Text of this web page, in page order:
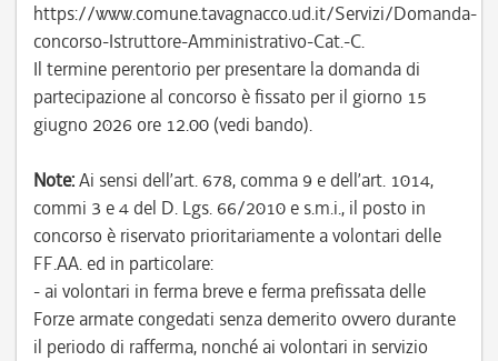
https://www.comune.tavagnacco.ud.it/Servizi/Domanda-
concorso-Istruttore-Amministrativo-Cat.-C.
Il termine perentorio per presentare la domanda di
partecipazione al concorso è fissato per il giorno 15
giugno 2026 ore 12.00 (vedi bando).
Note:Ai sensi dell’art. 678, comma 9 e dell’art. 1014,
commi 3 e 4 del D. Lgs. 66/2010 e s.m.i., il posto in
concorso è riservato prioritariamente a volontari delle
FF.AA. ed in particolare:
- ai volontari in ferma breve e ferma prefissata delle
Forze armate congedati senza demerito ovvero durante
il periodo di rafferma, nonché ai volontari in servizio